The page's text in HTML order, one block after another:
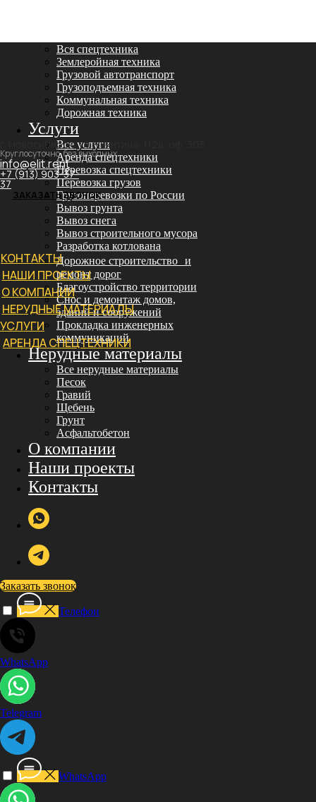
г. Новосибирск, ул. Никитина, 112а, оф. 303
Круглосуточно, без выходных
info@elit.rent
+7 (913) 903-37-
37
ЗАКАЗАТЬ ЗВОНОК
КОНТАКТЫ
НАШИ ПРОЕКТЫ
О КОМПАНИИ
НЕРУДНЫЕ МАТЕРИАЛЫ
УСЛУГИ
АРЕНДА СПЕЦТЕХНИКИ
Вся спецтехника
Землеройная техника
Грузовой автотранспорт
Грузоподъемная техника
Коммунальная техника
Дорожная техника
Услуги
Все услуги
Аренда спецтехники
Перевозка спецтехники
Перевозка грузов
Грузоперевозки по России
Вывоз грунта
Вывоз снега
Вывоз строительного мусора
Разработка котлована
Дорожное строительство и
ремонт дорог
Благоустройство территории
Снос и демонтаж домов,
зданий и сооружений
Прокладка инженерных
коммуникаций
Нерудные материалы
Все нерудные материалы
Песок
Гравий
Щебень
Грунт
Асфальтобетон
О компании
Наши проекты
Контакты
Заказать звонок
Телефон
WhatsApp
Telegram
WhatsApp